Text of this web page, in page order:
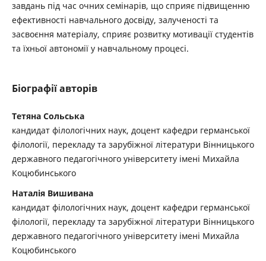
завдань під час очних семінарів, що сприяє підвищенню
ефективності навчального досвіду, залученості та
засвоєння матеріалу, сприяє розвитку мотивації студентів
та їхньої автономії у навчальному процесі.
Біографії авторів
Тетяна Сольська
кандидат філологічних наук, доцент кафедри германської
філології, перекладу та зарубіжної літератури Вінницького
державного педагогічного університету імені Михайла
Коцюбинського
Наталія Вишивана
кандидат філологічних наук, доцент кафедри германської
філології, перекладу та зарубіжної літератури Вінницького
державного педагогічного університету імені Михайла
Коцюбинського